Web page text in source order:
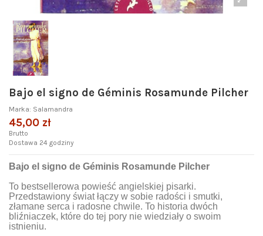
Bajo el signo de Géminis Rosamunde Pilcher
Marka: Salamandra
45,00 zł
Brutto
Dostawa 24 godziny
Bajo el signo de Géminis Rosamunde Pilcher
To bestsellerowa powieść angielskiej pisarki.
Przedstawiony świat łączy w sobie radości i smutki,
złamane serca i radosne chwile. To historia dwóch
bliźniaczek, które do tej pory nie wiedziały o swoim
istnieniu.